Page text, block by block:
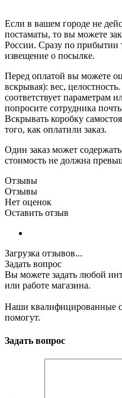
Если в вашем городе не
постаматы, то вы можете
России. Сразу по прибытии
извещение о посылке.
Перед оплатой вы можете
вскрывая): вес,
соответствует параметрам
попросите сотрудника
Вскрывать коробку
того, как оплатили заказ.
Один заказ может
стоимость не должна
Отзывы
Отзывы
Нет оценок
Оставить отзыв
Загрузка отзывов...
Задать вопрос
Вы можете задать любой
или работе магазина.
Наши квалифицированные
помогут.
Задать вопрос